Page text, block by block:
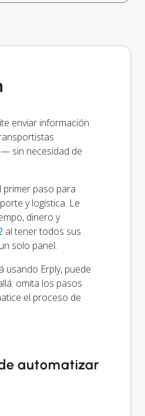
enviar información
sin necesidad de
primer paso para
y logística. Le
dinero y
al tener todos sus
solo panel.
usando Erply, puede
omita los pasos
el proceso de
automatizar